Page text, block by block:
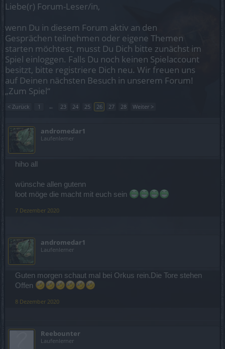
Liebe(r) Forum-Leser/in,
wenn Du in diesem Forum aktiv an den
Gesprächen teilnehmen oder eigene Themen
starten möchtest, musst Du Dich bitte zunächst im
Spiel einloggen. Falls Du noch keinen Spielaccount
besitzt, bitte registriere Dich neu. Wir freuen uns
auf Deinen nächsten Besuch in unserem Forum!
„Zum Spiel“
< Zurück 1 ← 23 24 25 26 27 28 Weiter >
andromedar1
Laufenlerner
hiho all
wünsche allen gutenn
loot möge die macht mit euch sein
7 Dezember 2020
andromedar1
Laufenlerner
Guten morgen schaut mal bei Orkus rein.Die Tore stehen
Offen
8 Dezember 2020
Reebounter
Laufenlerner